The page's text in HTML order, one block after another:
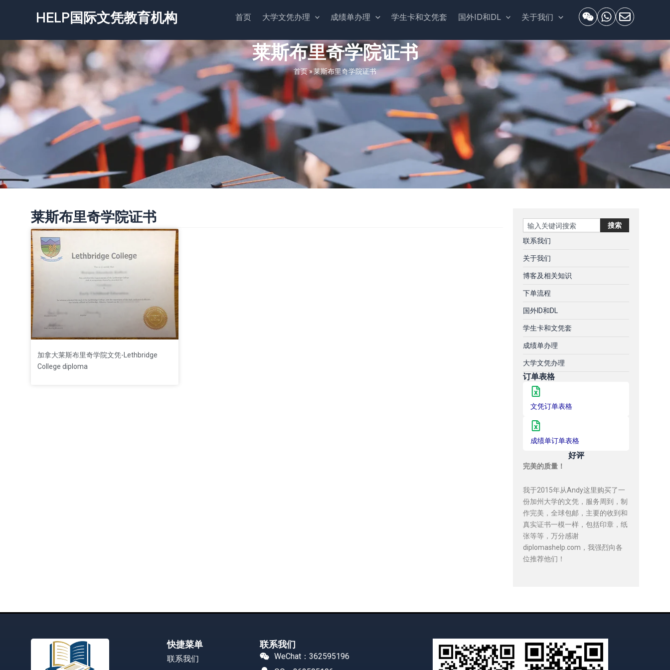
容
HELP国际文凭教育机构 首页 大学文凭办理 成绩单办理 学生卡和文凭套 国外ID和DL 关于我们
莱斯布里奇学院证书
首页»莱斯布里奇学院证书
莱斯布里奇学院证书
加拿大莱斯布里奇学院文凭-Lethbridge
College diploma
Search 搜索
联系我们
关于我们
博客及相关知识
下单流程
国外ID和DL
学生卡和文凭套
成绩单办理
大学文凭办理
订单表格
文凭订单表格
成绩单订单表格
好评
完美的质量！
我于2015年从Andy这里购买了一
份加州大学的文凭，服务周到，制
作完美，全球包邮，主要的收到和
真实证书一模一样，包括印章，纸
张等等，万分感谢
diplomashelp.com，我强烈向各
位推荐他们！
快捷菜单
联系我们
联系我们
WeChat：362595196